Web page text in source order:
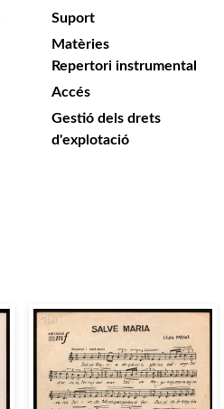
Suport
Matèries
Repertori instrumental
Accés
Gestió dels drets
d'explotació